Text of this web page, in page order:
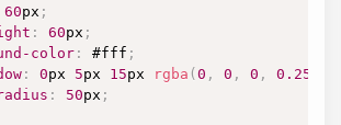
60px ;
: 60px ;
color : #fff ;
: 0px 5px 15px rgba ( 0 , 0 , 0 , 0.25
: 50px ;